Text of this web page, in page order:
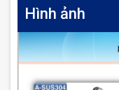
Hình ảnh